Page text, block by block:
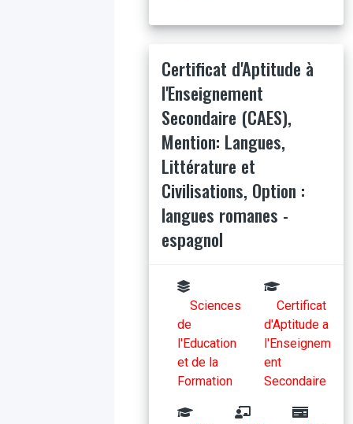
Certificat d'Aptitude à
l'Enseignement
Secondaire (CAES),
Mention: Langues,
Littérature et
Civilisations, Option :
langues romanes -
espagnol
Sciences
de
l'Education
et de la
Formation
Certificat
d'Aptitude a
l'Enseignem
ent
Secondaire